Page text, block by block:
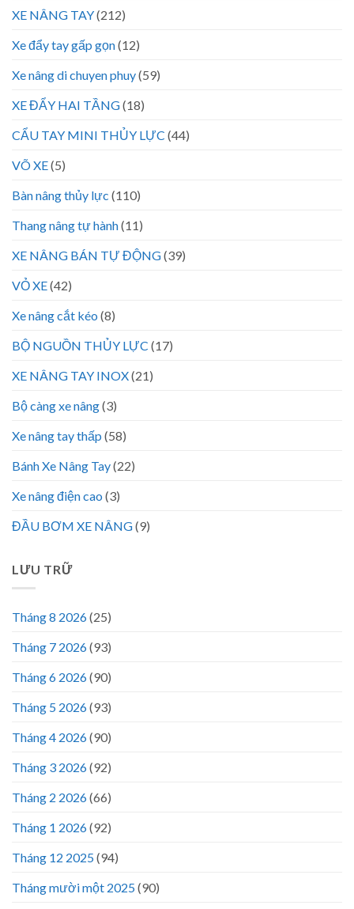
XE NÂNG TAY(212)
Xe đẩy tay gấp gọn(12)
Xe nâng di chuyen phuy(59)
XE ĐẨY HAI TẦNG(18)
CẨU TAY MINI THỦY LỰC (44)
VÕ XE(5)
Bàn nâng thủy lực (110)
Thang nâng tự hành(11)
XE NÂNG BÁN TỰ ĐỘNG(39)
VỎ XE(42)
Xe nâng cắt kéo (8)
BỘ NGUỒN THỦY LỰC (17)
XE NÂNG TAY INOX(21)
Bộ càng xe nâng(3)
Xe nâng tay thấp (58)
Bánh Xe Nâng Tay(22)
Xe nâng điện cao (3)
ĐẦU BƠM XE NÂNG(9)
LƯU TRỮ
Tháng 8 2026(25)
Tháng 7 2026(93)
Tháng 6 2026(90)
Tháng 5 2026(93)
Tháng 4 2026(90)
Tháng 3 2026(92)
Tháng 2 2026(66)
Tháng 1 2026(92)
Tháng 12 2025(94)
Tháng mười một 2025(90)